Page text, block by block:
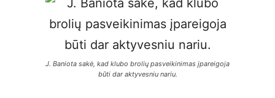
J. Baniota sakė, kad klubo brolių pasveikinimas įpareigoja
būti dar aktyvesniu nariu.